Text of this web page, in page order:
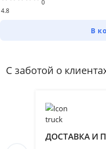
4.8
0
В
С заботой о
ДОСТАВКА И